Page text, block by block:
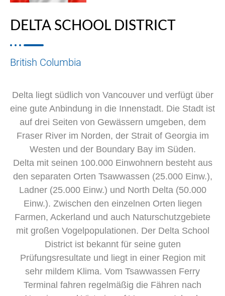
DELTA SCHOOL DISTRICT
British Columbia
Delta liegt südlich von Vancouver und verfügt über
eine gute Anbindung in die Innenstadt. Die Stadt ist
auf drei Seiten von Gewässern umgeben, dem
Fraser River im Norden, der Strait of Georgia im
Westen und der Boundary Bay im Süden.
Delta mit seinen 100.000 Einwohnern besteht aus
den separaten Orten Tsawwassen (25.000 Einw.),
Ladner (25.000 Einw.) und North Delta (50.000
Einw.). Zwischen den einzelnen Orten liegen
Farmen, Ackerland und auch Naturschutzgebiete
mit großen Vogelpopulationen. Der Delta School
District ist bekannt für seine guten
Prüfungsresultate und liegt in einer Region mit
sehr mildem Klima. Vom Tsawwassen Ferry
Terminal fahren regelmäßig die Fähren nach